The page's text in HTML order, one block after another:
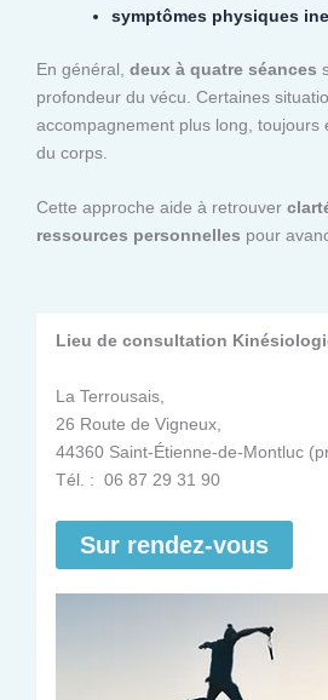
symptômes physiques
En général, deux à quatre séances
profondeur du vécu. Certaines
accompagnement plus long, toujours
du corps.
Cette approche aide à retrouver
ressources personnelles pour
Lieu de consultation
La Terrousais,
26 Route de Vigneux,
44360 Saint-Étienne-de-Montluc
Tél. : 06 87 29 31 90
Sur rendez-vous